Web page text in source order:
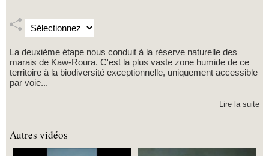
La deuxième étape nous conduit à la réserve naturelle des
marais de Kaw-Roura. C'est la plus vaste zone humide de ce
territoire à la biodiversité exceptionnelle, uniquement accessible
par voie...
Lire la suite
Autres vidéos